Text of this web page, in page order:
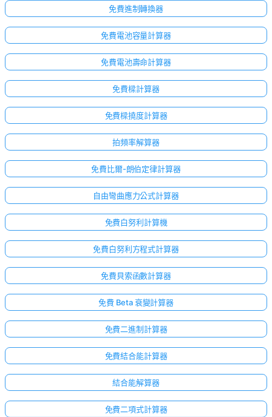
免費進制轉換器
免費電池容量計算器
免費電池壽命計算器
免費樑計算器
免費樑撓度計算器
拍頻率解算器
免費比爾-朗伯定律計算器
自由彎曲應力公式計算器
免費白努利計算機
免費白努利方程式計算器
免費貝索函數計算器
免費 Beta 衰變計算器
免費二進制計算器
免費結合能計算器
結合能解算器
免費二項式計算器